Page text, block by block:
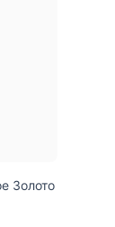
Золото